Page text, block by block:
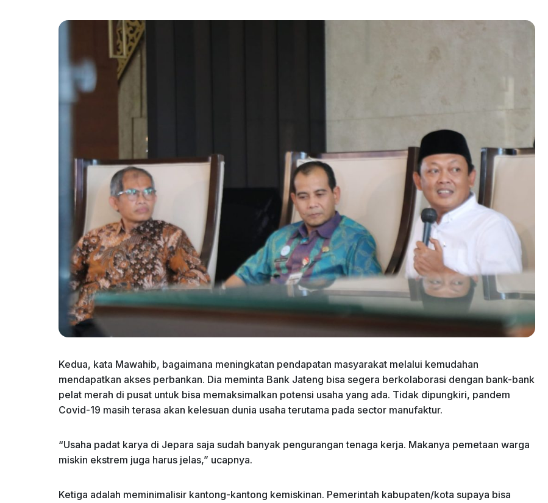
Kedua, kata Mawahib, bagaimana meningkatan pendapatan masyarakat melalui kemudahan
mendapatkan akses perbankan. Dia meminta Bank Jateng bisa segera berkolaborasi dengan bank-bank
pelat merah di pusat untuk bisa memaksimalkan potensi usaha yang ada. Tidak dipungkiri, pandem
Covid-19 masih terasa akan kelesuan dunia usaha terutama pada sector manufaktur.
“Usaha padat karya di Jepara saja sudah banyak pengurangan tenaga kerja. Makanya pemetaan warga
miskin ekstrem juga harus jelas,” ucapnya.
Ketiga adalah meminimalisir kantong-kantong kemiskinan. Pemerintah kabupaten/kota supaya bisa